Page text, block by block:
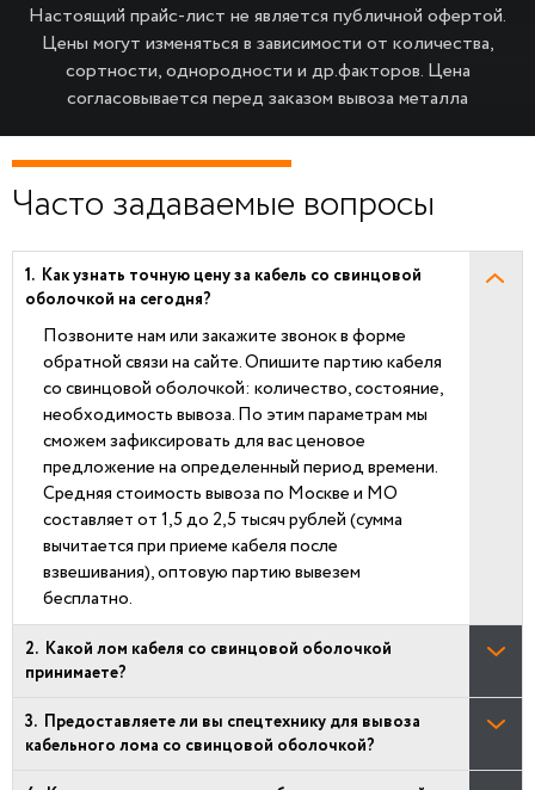
Настоящий прайс-лист не является публичной офертой.
Цены могут изменяться в зависимости от количества,
сортности, однородности и др.факторов. Цена
согласовывается перед заказом вывоза металла
Часто задаваемые вопросы
Как узнать точную цену за кабель со свинцовой
оболочкой на сегодня?
Позвоните нам или закажите звонок в форме
обратной связи на сайте. Опишите партию кабеля
со свинцовой оболочкой: количество, состояние,
необходимость вывоза. По этим параметрам мы
сможем зафиксировать для вас ценовое
предложение на определенный период времени.
Средняя стоимость вывоза по Москве и МО
составляет от 1,5 до 2,5 тысяч рублей (сумма
вычитается при приеме кабеля после
взвешивания), оптовую партию вывезем
бесплатно.
Какой лом кабеля со свинцовой оболочкой
принимаете?
Предоставляете ли вы спецтехнику для вывоза
кабельного лома со свинцовой оболочкой?